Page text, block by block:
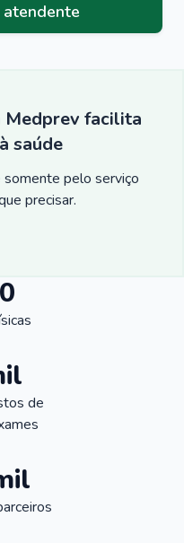
Medprev facilita
saúde
somente pelo serviço
precisar.
de